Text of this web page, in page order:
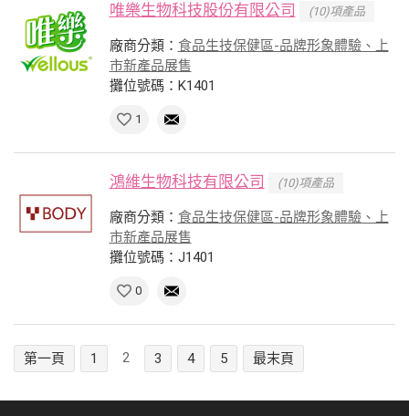
唯樂生物科技股份有限公司 (10)項產品
廠商分類： 食品生技保健區-品牌形象體驗、上
市新產品展售
攤位號碼：K1401
1
鴻維生物科技有限公司 (10)項產品
廠商分類： 食品生技保健區-品牌形象體驗、上
市新產品展售
攤位號碼：J1401
0
第一頁 1 2 3 4 5 最末頁